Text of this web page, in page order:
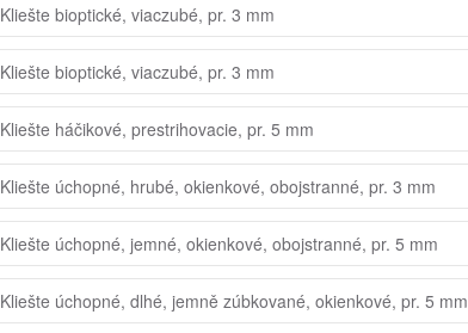
Kliešte bioptické, viaczubé, pr. 3 mm
Kliešte bioptické, viaczubé, pr. 3 mm
Kliešte háčikové, prestrihovacie, pr. 5 mm
Kliešte úchopné, hrubé, okienkové, obojstranné, pr. 3 mm
Kliešte úchopné, jemné, okienkové, obojstranné, pr. 5 mm
Kliešte úchopné, dlhé, jemně zúbkované, okienkové, pr. 5 mm